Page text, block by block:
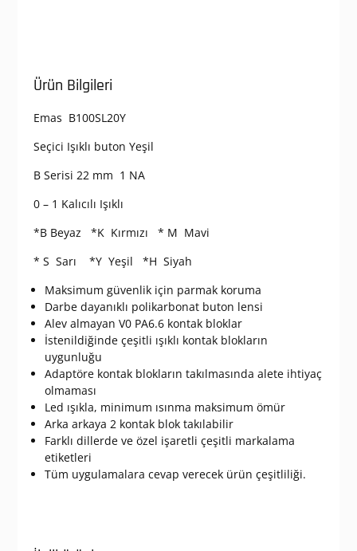
Ürün Bilgileri
Emas B100SL20Y
Seçici Işıklı buton Yeşil
B Serisi 22 mm 1 NA
0 – 1 Kalıcılı Işıklı
*B Beyaz *K Kırmızı * M Mavi
* S Sarı *Y Yeşil *H Siyah
Maksimum güvenlik için parmak koruma
Darbe dayanıklı polikarbonat buton lensi
Alev almayan V0 PA6.6 kontak bloklar
İstenildiğinde çeşitli ışıklı kontak blokların
uygunluğu
Adaptöre kontak blokların takılmasında alete ihtiyaç
olmaması
Led ışıkla, minimum ısınma maksimum ömür
Arka arkaya 2 kontak blok takılabilir
Farklı dillerde ve özel işaretli çeşitli markalama
etiketleri
Tüm uygulamalara cevap verecek ürün çeşitliliği.